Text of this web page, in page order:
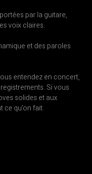
par la guitare,
voix claires.
et des paroles
entendez en concert,
Si vous
solides et aux
qu’on fait.